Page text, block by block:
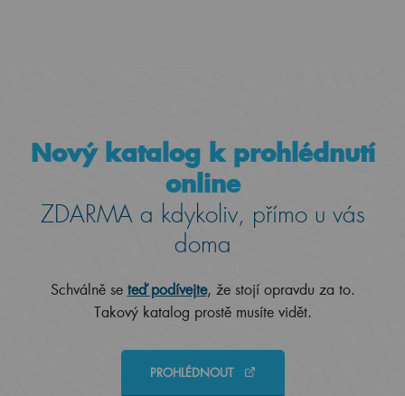
Nový katalog k prohlédnutí
online
ZDARMA a kdykoliv, přímo u vás
doma
Schválně se teď podívejte, že stojí opravdu za to.
Takový katalog prostě musíte vidět.
PROHLÉDNOUT